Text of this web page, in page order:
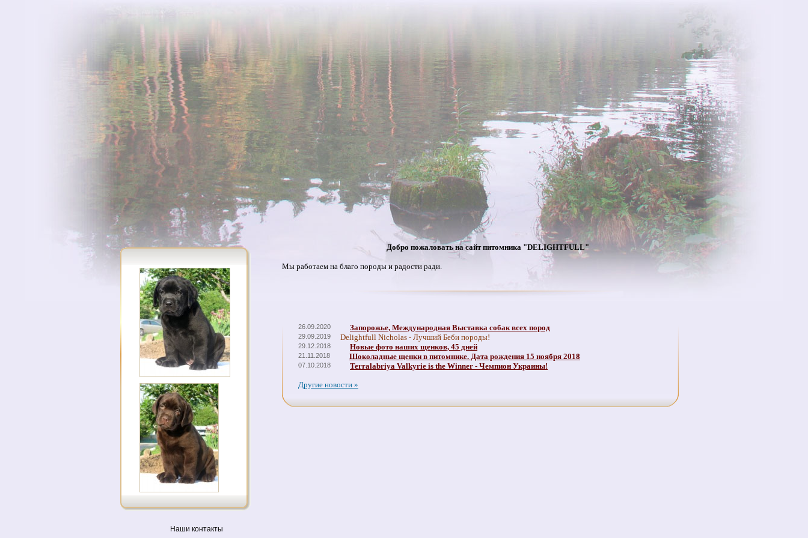
Наши контакты
Добро пожаловать на сайт питомника "DELIGHTFULL"
Мы работаем на благо породы и радости ради.
26.09.2020 Запорожье, Международная Выставка собак всех пород
29.09.2019 Delightfull Nicholas - Лучший Беби породы!
29.12.2018 Новые фото наших щенков, 45 дней
21.11.2018 Шоколадные щенки в питомнике. Дата рождения 15 ноября 2018
07.10.2018 Terralabriya Valkyrie is the Winner - Чемпион Украины!
Другие новости »